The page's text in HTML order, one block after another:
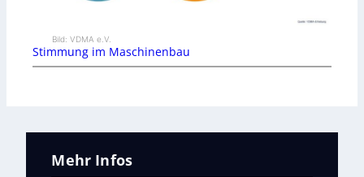
Bild: VDMA e.V.
Stimmung im Maschinenbau
Mehr Infos